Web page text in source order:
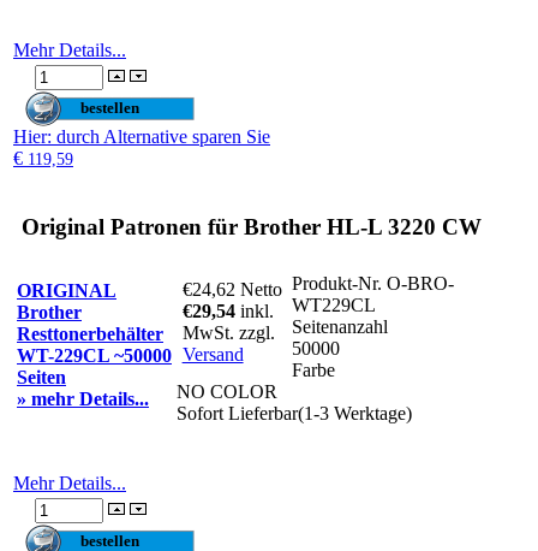
Mehr Details...
Hier: durch Alternative sparen Sie
€ 119,59
Original Patronen für Brother HL-L 3220 CW
ORIGINAL
Brother
Resttonerbehälter
WT-229CL ~50000
Seiten
» mehr Details...
€24,62 Netto
€29,54 inkl.
MwSt. zzgl.
Versand
Produkt-Nr. O-BRO-
WT229CL
Seitenanzahl
50000
Farbe
NO COLOR
Sofort Lieferbar(1-3 Werktage)
Mehr Details...